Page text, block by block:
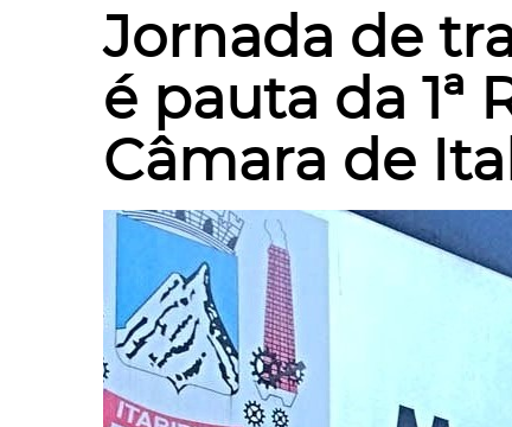
Jornada de
é pauta da 1ª
Câmara de